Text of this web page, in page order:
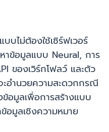
บไม่ต้องใช้เซิร์ฟเวอร์
าข้อมูลแบบ Neural, การ
ของเวิร์กโฟลว์ และตัว
อำนวยความสะดวกกรณี
ข้อมูลเพื่อการสร้างแบบ
อมูลเชิงความหมาย